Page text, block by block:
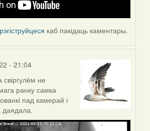
каб пакідаць каментары.
- 21:04
свіргулём не
ранку самка
пад камерай і
даядала.